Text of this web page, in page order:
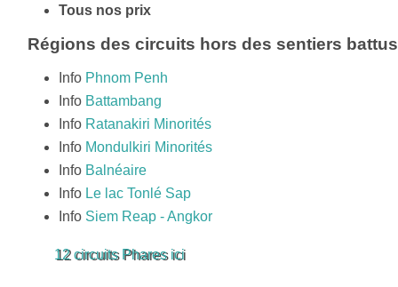
Tous nos prix
Régions des circuits hors des sentiers battus
Info Phnom Penh
Info Battambang
Info Ratanakiri Minorités
Info Mondulkiri Minorités
Info Balnéaire
Info Le lac Tonlé Sap
Info Siem Reap - Angkor
12 circuits Phares ici